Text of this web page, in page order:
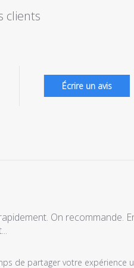
clients
Écrire un avis
On recommande.
de partager votre expérience